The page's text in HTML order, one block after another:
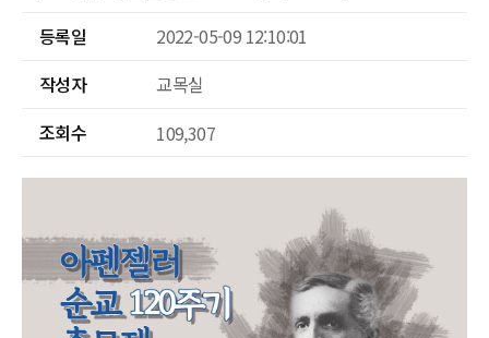
등록일
2022-05-09 12:10:01
작성자
교목실
조회수
109,307